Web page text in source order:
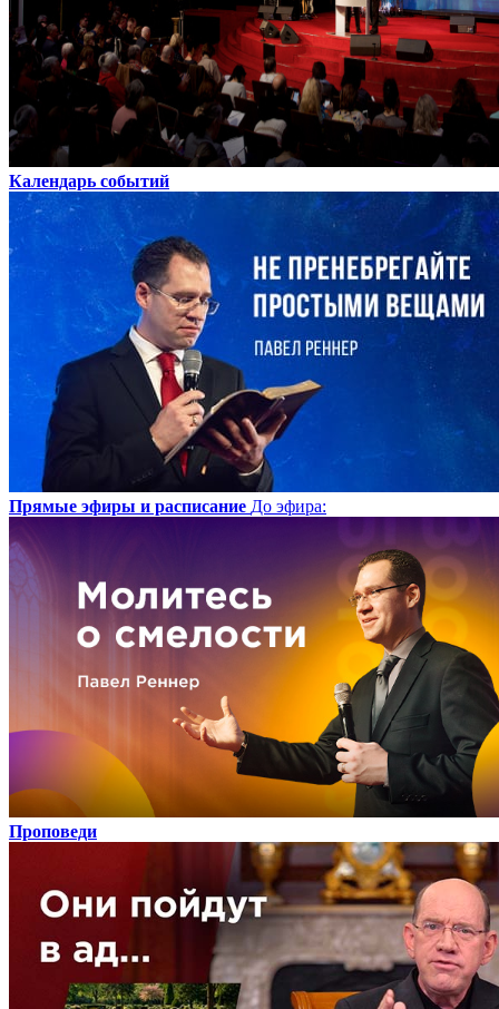
Календарь событий
Прямые эфиры и расписание До эфира:
Проповеди